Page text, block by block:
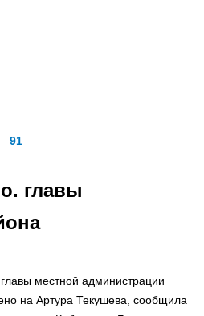
91
главы
местной администрации
на Артура Текушева, сообщила